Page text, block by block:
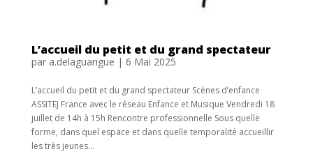
L’accueil du petit et du grand spectateur
par a.delaguarigue | 6 Mai 2025
L’accueil du petit et du grand spectateur Scènes d’enfance
ASSITEJ France avec le réseau Enfance et Musique Vendredi 18
juillet de 14h à 15h Rencontre professionnelle Sous quelle
forme, dans quel espace et dans quelle temporalité accueillir
les très jeunes...